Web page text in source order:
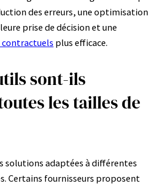
des erreurs, une optimisation
prise de décision et une
contractuels plus efficace.
sont-ils
les tailles de
solutions adaptées à différentes
Certains fournisseurs proposent